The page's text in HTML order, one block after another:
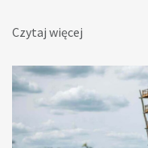
linka:https://
maja na podstronie
Czytaj więcej